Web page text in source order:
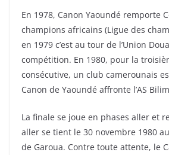
En 1978, Canon Yaoundé remporte
champions africains (Ligue des
en 1979 c’est au tour de l’Union
compétition. En 1980, pour la
consécutive, un club camerounais
Canon de Yaoundé affronte l’AS
La finale se joue en phases aller et
aller se tient le 30 novembre 1980
de Garoua. Contre toute attente, le